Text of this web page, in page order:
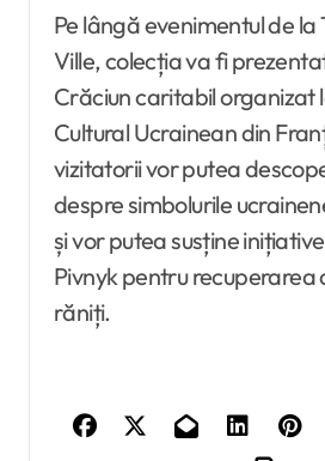
Pe lângă evenimentul de
Ville, colecția va fi
Crăciun caritabil organizat
Cultural Ucrainean din
vizitatorii vor putea
despre simbolurile
și vor putea susține
Pivnyk pentru recuperarea
răniți.